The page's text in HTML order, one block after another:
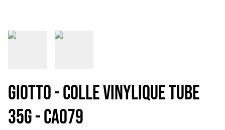
GIOTTO - COLLE VINYLIQUE TUBE
35G - CA079